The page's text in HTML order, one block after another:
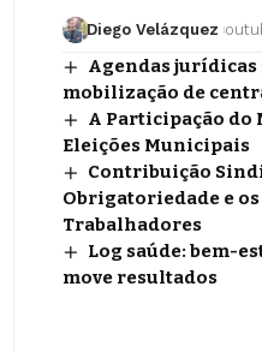
Diego Velázquez
Agendas jurídicas
mobilização de
A Participação do
Eleições Municipais
Contribuição
Obrigatoriedade e
Trabalhadores
Log saúde: bem-
move resultados